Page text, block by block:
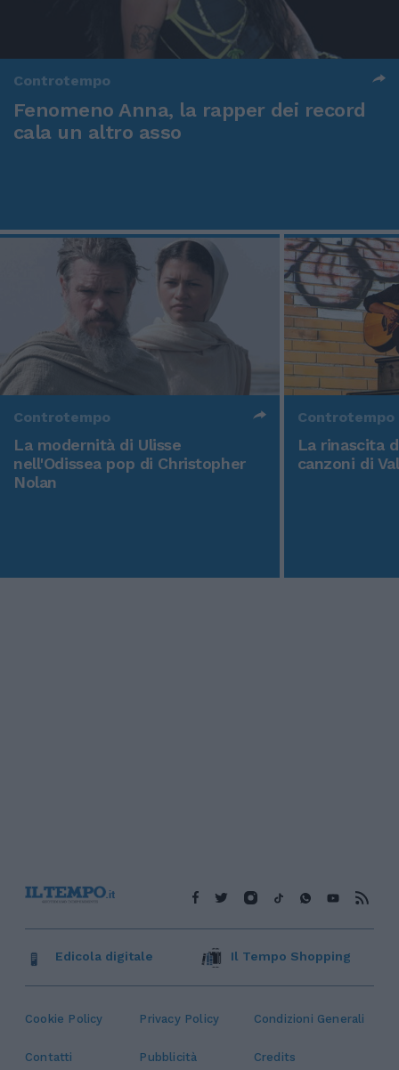
Controtempo
Fenomeno Anna, la rapper dei record
cala un altro asso
Controtempo
La modernità di Ulisse
nell'Odissea pop di Christopher
Nolan
Controtempo
La rinascita
canzoni di
Cookie Policy Privacy Policy
Edicola digitale Il Tempo Shopping